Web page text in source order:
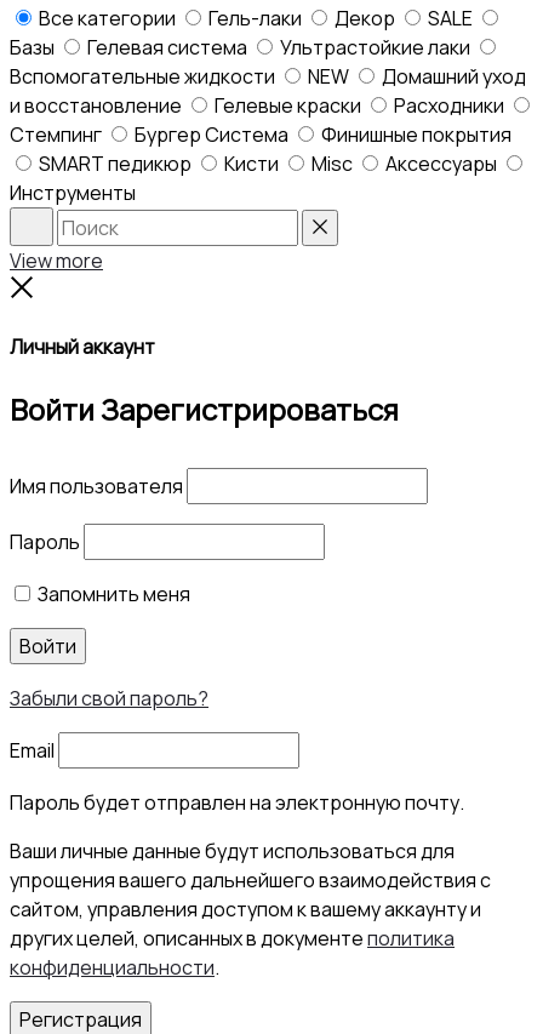
Все категории Гель-лаки Декор
SALE
Базы
Гелевая система
Ультрастойкие лаки
Вспомогательные жидкости
NEW
Домашний уход
и восстановление
Гелевые краски
Расходники
Стемпинг
Бургер Система
Финишные покрытия
SMART педикюр
Кисти Misc
Аксессуары
Инструменты
Search
View more
Личный аккаунт
ВойтиЗарегистрироваться
Имя пользователя
Пароль
Запомнить меня
Войти
Забыли свой пароль?
Email
Пароль будет отправлен на электронную почту.
Ваши личные данные будут использоваться для
упрощения вашего дальнейшего взаимодействия с
сайтом, управления доступом к вашему аккаунту и
других целей, описанных в документеполитика
конфиденциальности.
Регистрация